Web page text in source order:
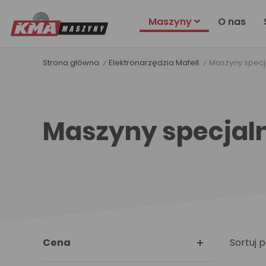
Maszyny O nas
Strona główna Elektronarzędzia Mafell Maszyny
Maszyny
Sortuj
Cena